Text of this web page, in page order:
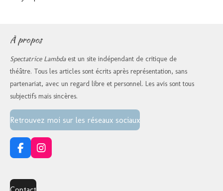
À propos
Spectatrice Lambdaest un site indépendant de critique de
théâtre. Tous les articles sont écrits après représentation, sans
partenariat, avec un regard libre et personnel. Les avis sont tous
subjectifs mais sincères.
Retrouvez moi sur les réseaux sociaux
F
a
e
I
n